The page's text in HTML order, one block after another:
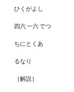
ひくがよし
四六 一六 でつ
ちにとくあ
るなり
［解説］